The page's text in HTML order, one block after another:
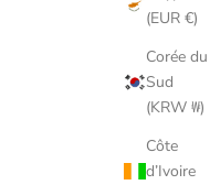
(EUR €)
Corée du
Sud
(KRW ₩)
Côte
d’Ivoire